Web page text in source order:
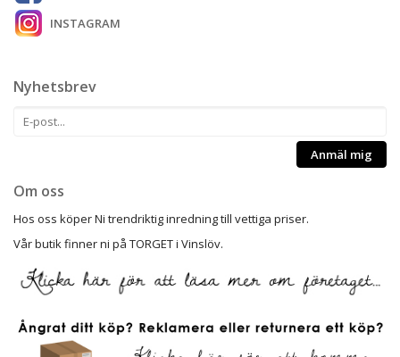
INSTAGRAM
Nyhetsbrev
Anmäl mig
Om oss
Hos oss köper Ni trendriktig inredning till vettiga priser.
Vår butik finner ni på TORGET i Vinslöv.